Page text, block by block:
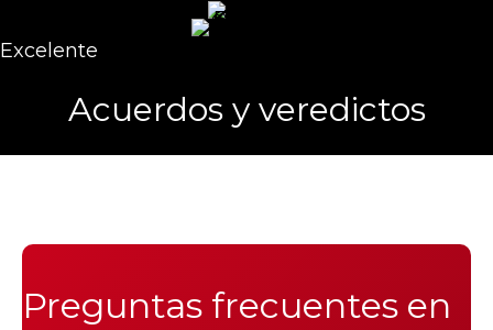
Excelente
Acuerdos y veredictos
Preguntas frecuentes en